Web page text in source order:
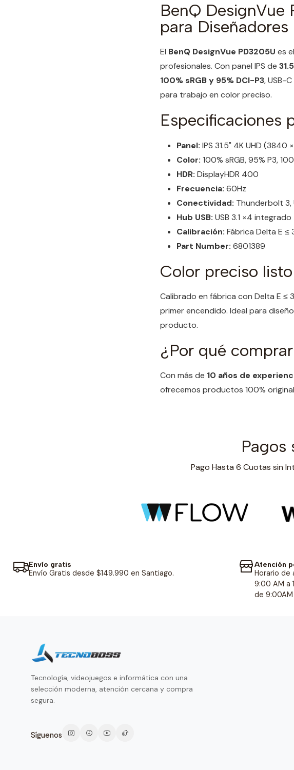
BenQ
para Diseñadores
El BenQ DesignVue PD3205U es
profesionales. Con panel IPS de
100% sRGB y 95% DCI-P3, USB-
para trabajo en color preciso.
Especificaciones
Panel: IPS 31.5" 4K UHD (3840
Color: 100% sRGB, 95% P3,
HDR: DisplayHDR 400
Frecuencia: 60Hz
Conectividad: Thunderbolt 3,
Hub USB: USB 3.1 ×4 integrado
Calibración: Fábrica Delta E ≤
Part Number: 6801389
Color preciso
Calibrado en fábrica con Delta E ≤
primer encendido. Ideal para
producto.
¿Por qué
Con más de 10 años de
ofrecemos productos 100%
Pagos
Pago Hasta 6 Cuotas sin
Envío gratis
Envío Gratis desde $149.990 en Santiago.
Atención
Horario de
9:00 AM a
de 9:00AM
Tecnología, videojuegos e informática con una
selección moderna, atención cercana y compra
segura.
Síguenos